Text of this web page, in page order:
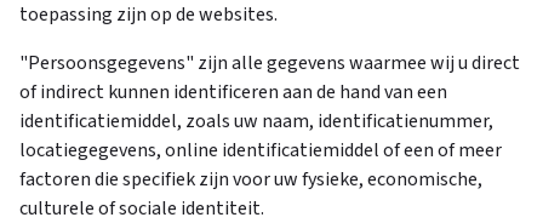
toepassing zijn op de websites.
"Persoonsgegevens" zijn alle gegevens waarmee wij u direct
of indirect kunnen identificeren aan de hand van een
identificatiemiddel, zoals uw naam, identificatienummer,
locatiegegevens, online identificatiemiddel of een of meer
factoren die specifiek zijn voor uw fysieke, economische,
culturele of sociale identiteit.